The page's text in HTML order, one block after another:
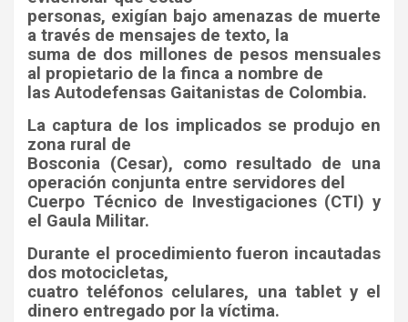
personas, exigían bajo amenazas de muerte
a través de mensajes de texto, la
suma de dos millones de pesos mensuales
al propietario de la finca a nombre de
las Autodefensas Gaitanistas de Colombia.
La captura de los implicados se produjo en
zona rural de
Bosconia (Cesar), como resultado de una
operación conjunta entre servidores del
Cuerpo Técnico de Investigaciones (CTI) y
el Gaula Militar.
Durante el procedimiento fueron incautadas
dos motocicletas,
cuatro teléfonos celulares, una tablet y el
dinero entregado por la víctima.